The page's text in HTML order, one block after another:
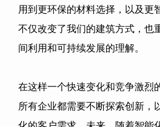
用到更环保的材料选择，以及更
不仅改变了我们的建筑方式，也
间利用和可持续发展的理解。
在这样一个快速变化和竞争激烈
所有企业都需要不断探索创新，